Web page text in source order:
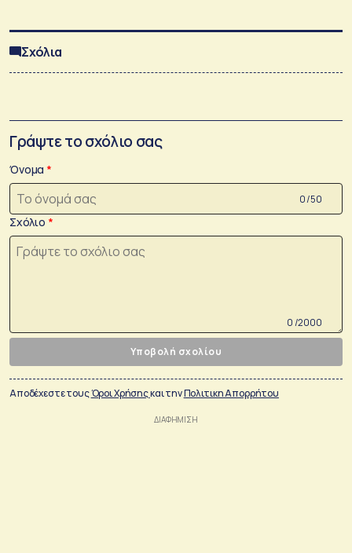
Σχόλια
Γράψτε το σχόλιο σας
Όνομα
0 /50
Σχόλιο
0 /2000
Υποβολή σχολίου
Αποδέχεστε τουςΌροι Χρήσηςκαι τηνΠολιτικη Απορρήτου